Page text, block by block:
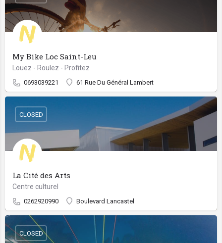
My Bike Loc Saint-Leu
Louez - Roulez - Profitez
0693039221 61 Rue Du Général Lambert
La Cité des Arts
Centre culturel
0262920990 Boulevard Lancastel
CLOSED
CLOSED